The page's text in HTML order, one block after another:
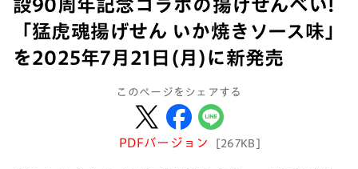
設90周年記念コラボの揚げせんべい!
「猛虎魂揚げせん いか焼きソース味」
を2025年7月21日(月)に新発売
このページをシェアする
PDFバージョン [267KB]